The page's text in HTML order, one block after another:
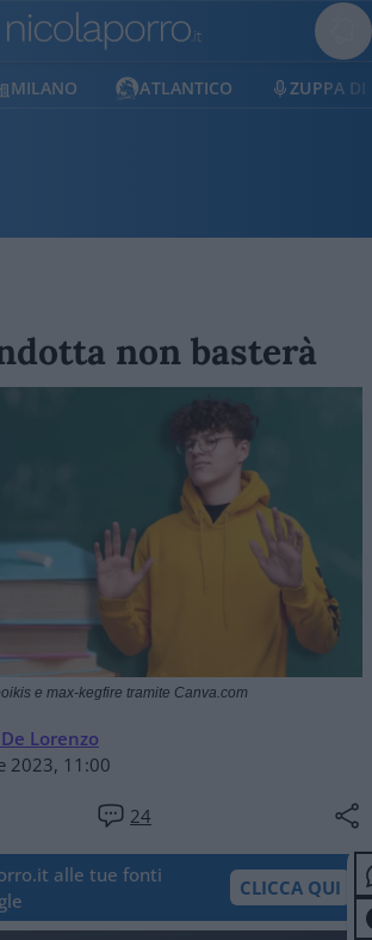
MILANO ATLANTICO ZUPPA DI
non basterà
Lorenzo
2023, 11:00
24
e max-kegfire tramite Canva.com
alle tue fonti
CLICCA QUI